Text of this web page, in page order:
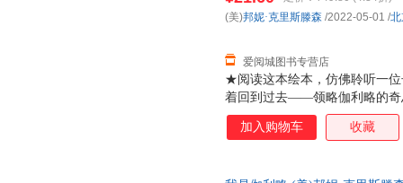
★阅读这本绘本，仿佛聆听一
着回到过去——领略伽利略的奇
领域的重大发现，走入这位现
我，并拥有提出异议的勇气
爱阅城图书专营店
(美)邦妮·克里斯滕森 /2022-05-01 /
加入购物车 收藏